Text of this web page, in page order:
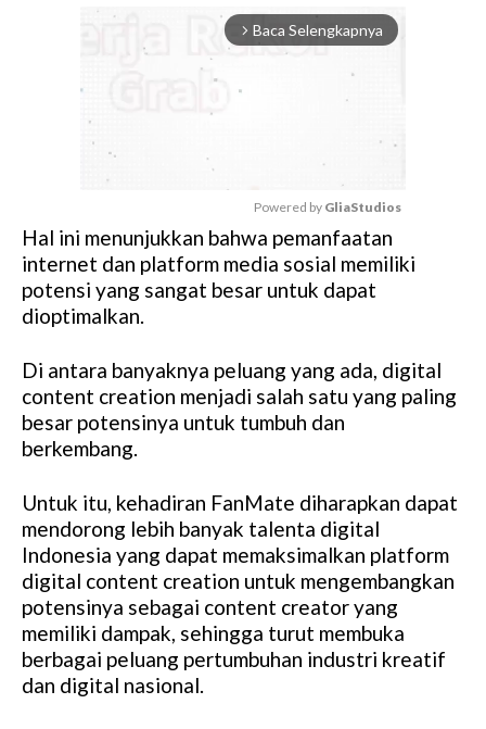
arrow_forward_ios Baca Selengkapnya
M
u
t
Powered by GliaStudios
Hal ini menunjukkan bahwa pemanfaatan
internet dan platform media sosial memiliki
potensi yang sangat besar untuk dapat
dioptimalkan.
Di antara banyaknya peluang yang ada, digital
content creation menjadi salah satu yang paling
besar potensinya untuk tumbuh dan
berkembang.
Untuk itu, kehadiran FanMate diharapkan dapat
mendorong lebih banyak talenta digital
Indonesia yang dapat memaksimalkan platform
digital content creation untuk mengembangkan
potensinya sebagai content creator yang
memiliki dampak, sehingga turut membuka
berbagai peluang pertumbuhan industri kreatif
dan digital nasional.